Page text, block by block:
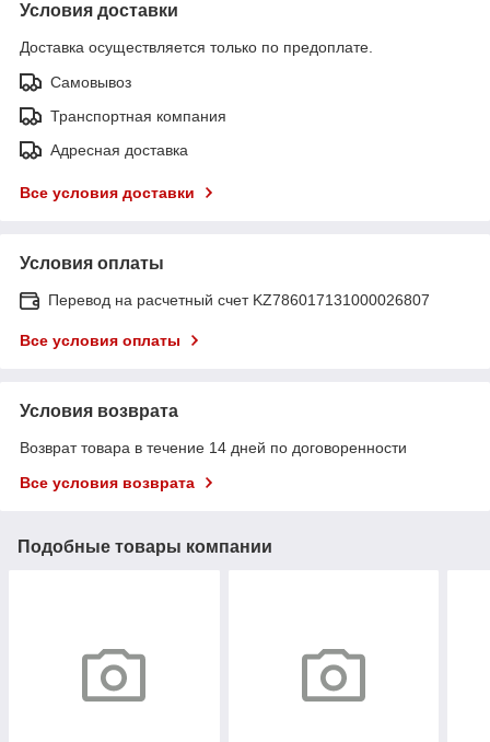
Условия доставки
Доставка осуществляется только по предоплате.
Самовывоз
Транспортная компания
Адресная доставка
Все условия доставки
Условия оплаты
Перевод на расчетный счет KZ786017131000026807
Все условия оплаты
Условия возврата
Возврат товара в течение 14 дней по договоренности
Все условия возврата
Подобные товары компании